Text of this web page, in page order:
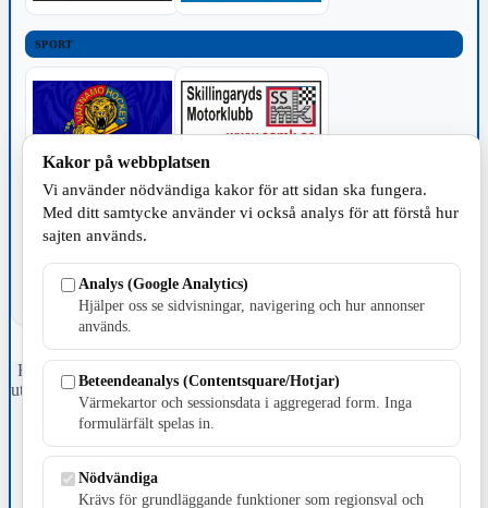
SPORT
TILLVERKNING
Fristående webbtidningsföretag grundat 1991 som sedan 2002 ger
ut tidningen Skillingaryd.nu och 2010 lanserades Värnamo.nu. Från
april 2026 omfattar Skillingaryd.nu tre kommuner: Gnosjö,
Värnamo och Vaggeryds kommun.
E-post: redaktionen@skillingaryd.nu
Kakor på webbplatsen
Vi använder nödvändiga kakor för att sidan ska fungera.
Med ditt samtycke använder vi också analys för att förstå hur
sajten används.
Analys (Google Analytics)
Hjälper oss se sidvisningar, navigering och hur annonser
används.
Beteendeanalys (Contentsquare/Hotjar)
Värmekartor och sessionsdata i aggregerad form. Inga
formulärfält spelas in.
Nödvändiga
Krävs för grundläggande funktioner som regionsval och